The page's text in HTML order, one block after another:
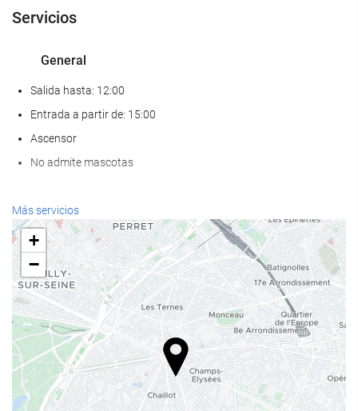
Servicios
General
Salida hasta: 12:00
Entrada a partir de: 15:00
Ascensor
No admite mascotas
Servicios de recepción
Recepción 24 horas
Guardaequipaje
Comida y bebida
Restaurante a la carta
Bar
Instalaciones de negocios
Más servicios
+
−